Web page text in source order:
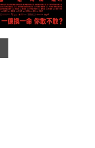
入iShow
員活動
員Q&A